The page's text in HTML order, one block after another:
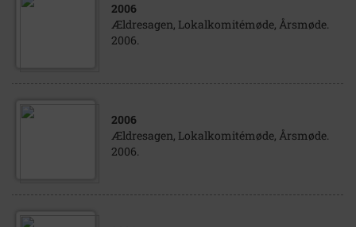
2006
Ældresagen, Lokalkomitémøde, Årsmøde.
2006.
2006
Ældresagen, Lokalkomitémøde, Årsmøde.
2006.